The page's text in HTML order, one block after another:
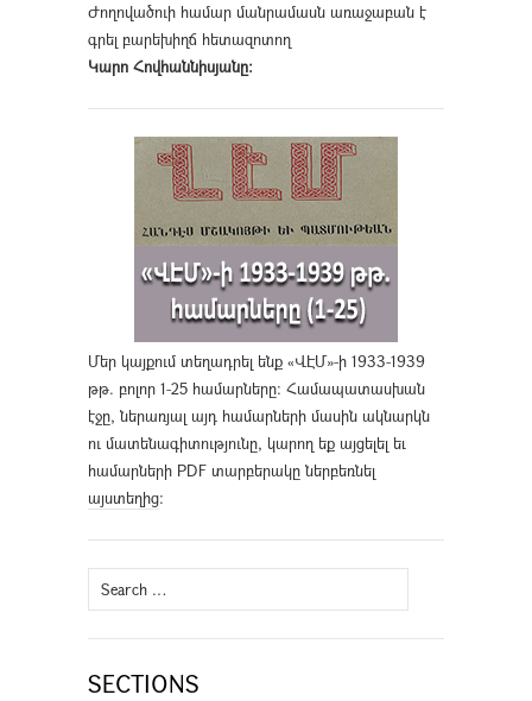
Ժողովածուի համար մանրամասն առաջաբան է
գրել բարեխիղճ հետազոտող
Կարո Հովհաննիսյանը։
Մեր կայքում տեղադրել ենք «ՎԷՄ»-ի 1933-1939
թթ. բոլոր 1-25 համարները։ Համապատասխան
էջը, ներառյալ այդ համարների մասին ակնարկն
ու մատենագիտությունը, կարող եք այցելել եւ
համարների PDF տարբերակը ներբեռնել
այստեղից։
Search
for:
SECTIONS